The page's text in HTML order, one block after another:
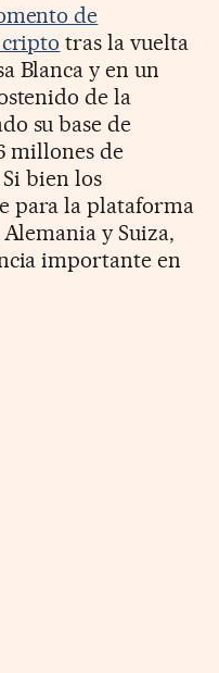
de
tras la vuelta
Blanca y en un
de la
su base de
millones de
bien los
para la plataforma
y Suiza,
importante en